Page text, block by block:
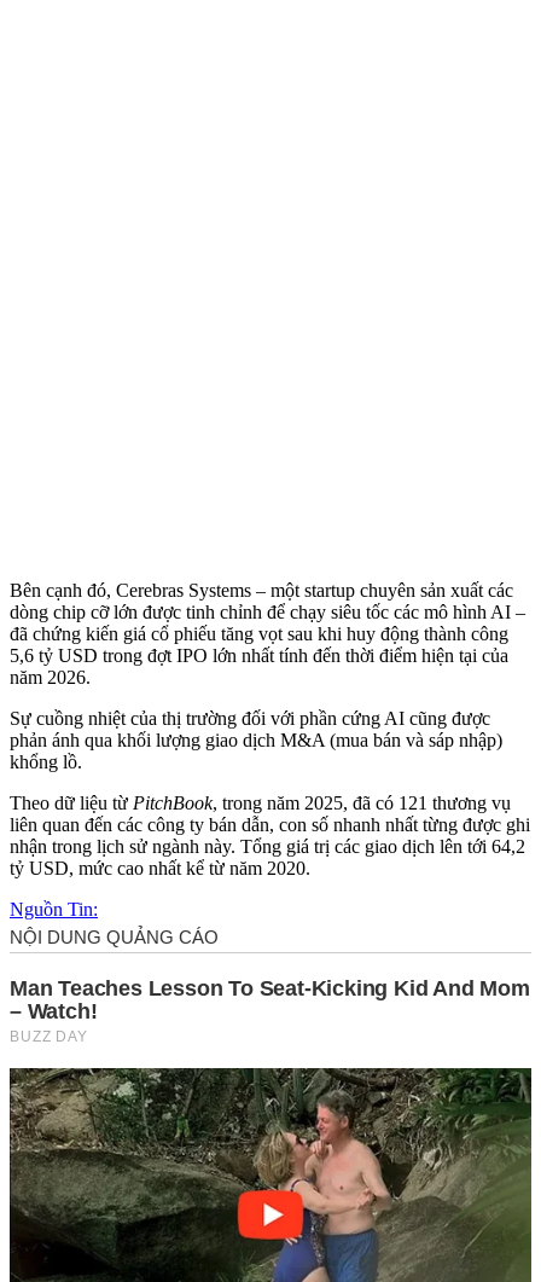
Bên cạnh đó, Cerebras Systems – một startup chuyên sản xuất các
dòng chip cỡ lớn được tinh chỉnh để chạy siêu tốc các mô hình AI –
đã chứng kiến giá cổ phiếu tăng vọt sau khi huy động thành công
5,6 tỷ USD trong đợt IPO lớn nhất tính đến thời điểm hiện tại của
năm 2026.
Sự cuồng nhiệt của thị trường đối với phần cứng AI cũng được
phản ánh qua khối lượng giao dịch M&A (mua bán và sáp nhập)
khổng lồ.
Theo dữ liệu từ PitchBook, trong năm 2025, đã có 121 thương vụ
liên quan đến các công ty bán dẫn, con số nhanh nhất từng được ghi
nhận trong lịch sử ngành này. Tổng giá trị các giao dịch lên tới 64,2
tỷ USD, mức cao nhất kể từ năm 2020.
Nguồn Tin: